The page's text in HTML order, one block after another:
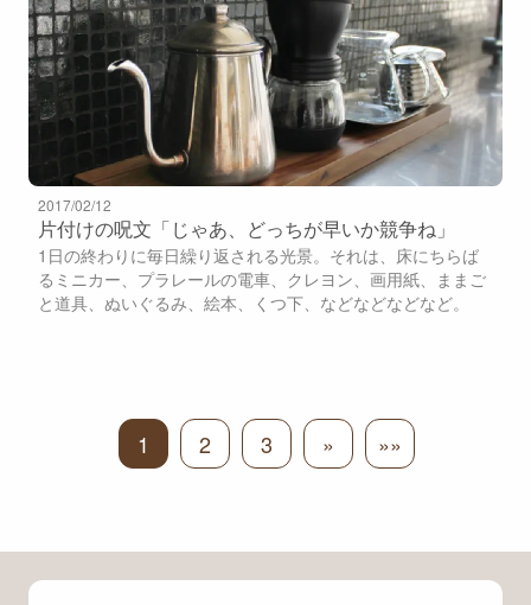
2017/02/12
片付けの呪文「じゃあ、どっちが早いか競争ね」
1日の終わりに毎日繰り返される光景。それは、床にちらば
るミニカー、プラレールの電車、クレヨン、画用紙、ままご
と道具、ぬいぐるみ、絵本、くつ下、などなどなどなど。
1 2 3 » »»